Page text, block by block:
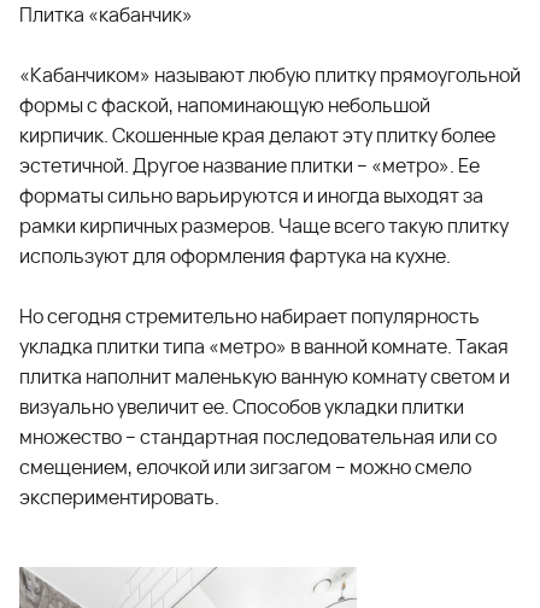
Плитка «кабанчик»
«Кабанчиком» называют любую плитку прямоугольной
формы с фаской, напоминающую небольшой
кирпичик. Скошенные края делают эту плитку более
эстетичной. Другое название плитки – «метро». Ее
форматы сильно варьируются и иногда выходят за
рамки кирпичных размеров. Чаще всего такую плитку
используют для оформления фартука на кухне.
Но сегодня стремительно набирает популярность
укладка плитки типа «метро» в ванной комнате. Такая
плитка наполнит маленькую ванную комнату светом и
визуально увеличит ее. Способов укладки плитки
множество – стандартная последовательная или со
смещением, елочкой или зигзагом – можно смело
экспериментировать.